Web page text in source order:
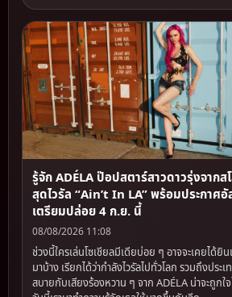
รู้จัก ADÉLA ป๊อปสตาร์สาวดาวรุ่งจากส
สุดไวรัล “Ain’t In LA” พร้อมประกาศ
เตรียมปล่อย 4 ก.ย. นี้
08/08/2026 11:08
ช่วงนี้ใครเล่นโซเชียลมีเดียบ่อย ๆ อาจจะเคยได้ยิ
มาบ้าง เรียกได้ว่ากำลังไวรัลไปทั่วโลก รวมถึงประ
สบายกับเสียงร้องหวาน ๆ จาก ADÉLA น่าจะถูก